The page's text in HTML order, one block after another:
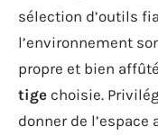
sélection d’outils
l’environnement
propre et bien
tige choisie.
donner de